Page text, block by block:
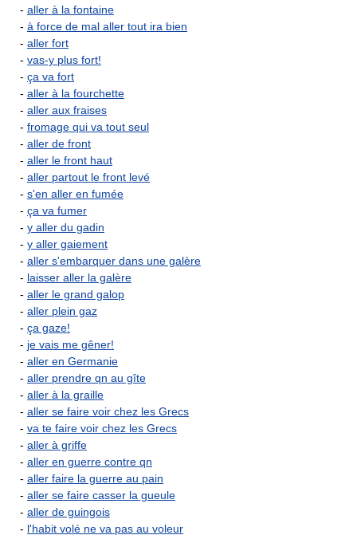
- aller à la fontaine
- à force de mal aller tout ira bien
- aller fort
- vas-y plus fort!
- ça va fort
- aller à la fourchette
- aller aux fraises
- fromage qui va tout seul
- aller de front
- aller le front haut
- aller partout le front levé
- s'en aller en fumée
- ça va fumer
- y aller du gadin
- y aller gaiement
- aller s'embarquer dans une galère
- laisser aller la galère
- aller le grand galop
- aller plein gaz
- ça gaze!
- je vais me gêner!
- aller en Germanie
- aller prendre qn au gîte
- aller à la graille
- aller se faire voir chez les Grecs
- va te faire voir chez les Grecs
- aller à griffe
- aller en guerre contre qn
- aller faire la guerre au pain
- aller se faire casser la gueule
- aller de guingois
- l'habit volé ne va pas au voleur